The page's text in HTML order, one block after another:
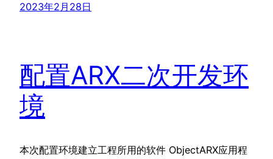
2023年2月28日
配置ARX二次开发环
境
本次配置环境建立工程所用的软件 ObjectARX应用程